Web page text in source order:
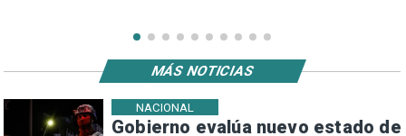
Gobierno evalúa nuevo estado de
NACIONAL
MÁS NOTICIAS